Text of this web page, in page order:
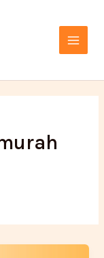
Menu